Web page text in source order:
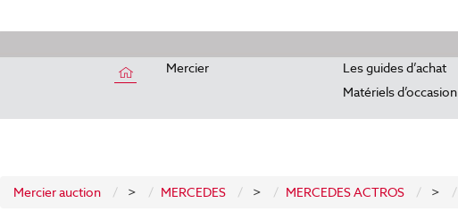
Mercier
Les guides d’achat
Matériels d’occasion
Mercier auction > MERCEDES > MERCEDES ACTROS >